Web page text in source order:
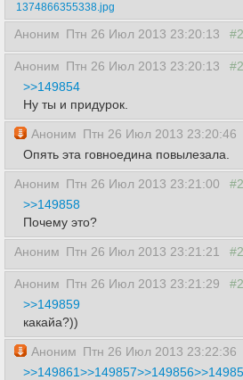
1374866355338.jpg
Аноним Птн 26 Июл 2013 23:20:13
Аноним Птн 26 Июл 2013 23:20:13
>>149854
Ну ты и придурок.
Аноним Птн 26 Июл 2013 23:20:46
Опять эта говноедина повылезала.
Аноним Птн 26 Июл 2013 23:21:00
>>149858
Почему это?
Аноним Птн 26 Июл 2013 23:21:21
Аноним Птн 26 Июл 2013 23:21:29
>>149859
какайа?))
Аноним Птн 26 Июл 2013 23:22:36
>>149861>>149857>>149856